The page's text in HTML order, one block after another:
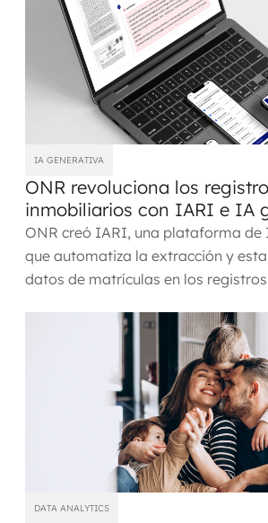
IA GENERATIVA
ONR revoluciona los
inmobiliarios con IARI e IA
ONR creó IARI, una plataforma de
que automatiza la extracción y
datos de matrículas en los
DATA ANALYTICS